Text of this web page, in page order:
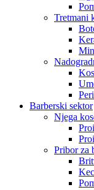
Tretmani
Barberski sektor
Njega
Pribor za